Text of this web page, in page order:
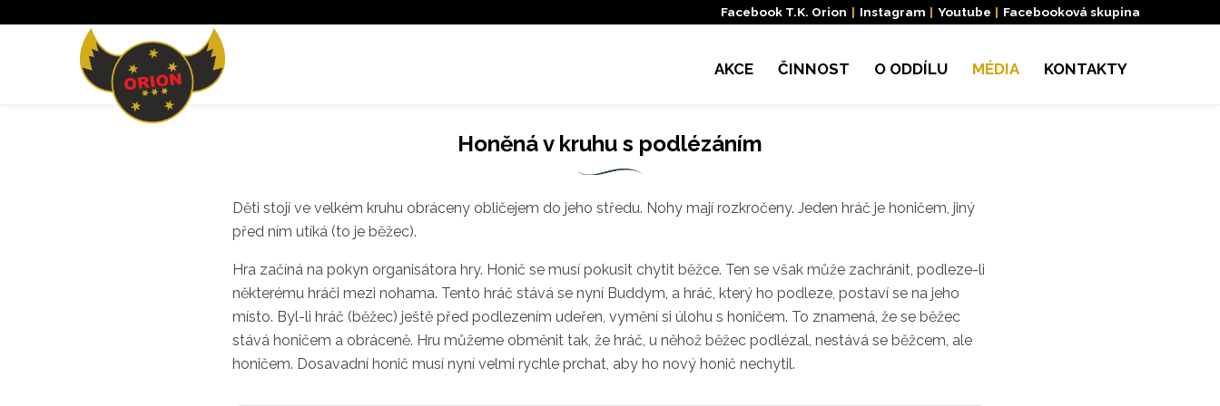
Facebook T.K. Orion | Instagram | Youtube | Facebooková skupina
AKCE ČINNOST O ODDÍLU MÉDIA KONTAKTY
Honěná v kruhu s podlézáním
Děti stojí ve velkém kruhu obráceny obličejem do jeho středu. Nohy mají rozkročeny. Jeden hráč je honičem, jiný
před ním utíká (to je běžec).
Hra začíná na pokyn organisátora hry. Honič se musí pokusit chytit běžce. Ten se však může zachránit, podleze-li
některému hráči mezi nohama. Tento hráč stává se nyní Buddym, a hráč, který ho podleze, postaví se na jeho
místo. Byl-li hráč (běžec) ještě před podlezením udeřen, vymění si úlohu s honičem. To znamená, že se běžec
stává honičem a obráceně. Hru můžeme obměnit tak, že hráč, u něhož běžec podlézal, nestává se běžcem, ale
honičem. Dosavadní honič musí nyní velmi rychle prchat, aby ho nový honič nechytil.